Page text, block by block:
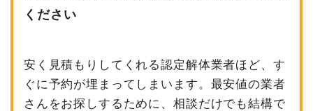
ください
安く見積もりしてくれる認定解体業者ほど、す
ぐに予約が埋まってしまいます。最安値の業者
さんをお探しするために、相談だけでも結構で